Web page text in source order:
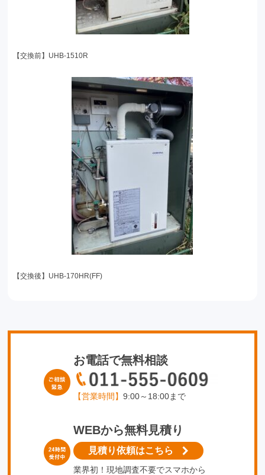
【交換前】UHB-1510R
【交換後】UHB-170HR(FF)
お電話で無料相談
【営業時間】 9:00～18:00まで
WEBから無料見積り
見積り依頼はこちら
業界初！現地調査不要でスマホから